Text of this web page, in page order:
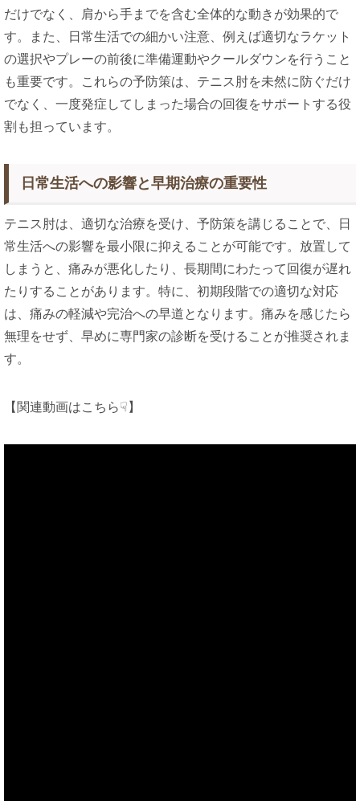
だけでなく、肩から手までを含む全体的な動きが効果的で
す。また、日常生活での細かい注意、例えば適切なラケット
の選択やプレーの前後に準備運動やクールダウンを行うこと
も重要です。これらの予防策は、テニス肘を未然に防ぐだけ
でなく、一度発症してしまった場合の回復をサポートする役
割も担っています​。
日常生活への影響と早期治療の重要性
テニス肘は、適切な治療を受け、予防策を講じることで、日
常生活への影響を最小限に抑えることが可能です。放置して
しまうと、痛みが悪化したり、長期間にわたって回復が遅れ
たりすることがあります。特に、初期段階での適切な対応
は、痛みの軽減や完治への早道となります。痛みを感じたら
無理をせず、早めに専門家の診断を受けることが推奨されま
す。
【関連動画はこちら☟】